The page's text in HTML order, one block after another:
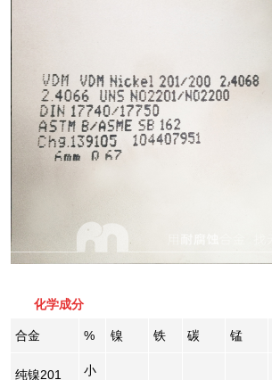
化学成分
合金 % 镍 铁 碳 锰
纯镍201
小